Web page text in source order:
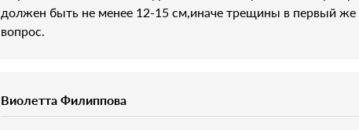
должен быть не менее 12-15 см,иначе трещины в первый же
вопрос.
Виолетта Филиппова